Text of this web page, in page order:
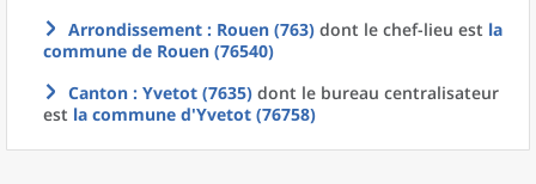
Arrondissement : Rouen (763) dont le chef-lieu est la
commune de Rouen (76540)
Canton : Yvetot (7635) dont le bureau centralisateur
est la commune d'Yvetot (76758)